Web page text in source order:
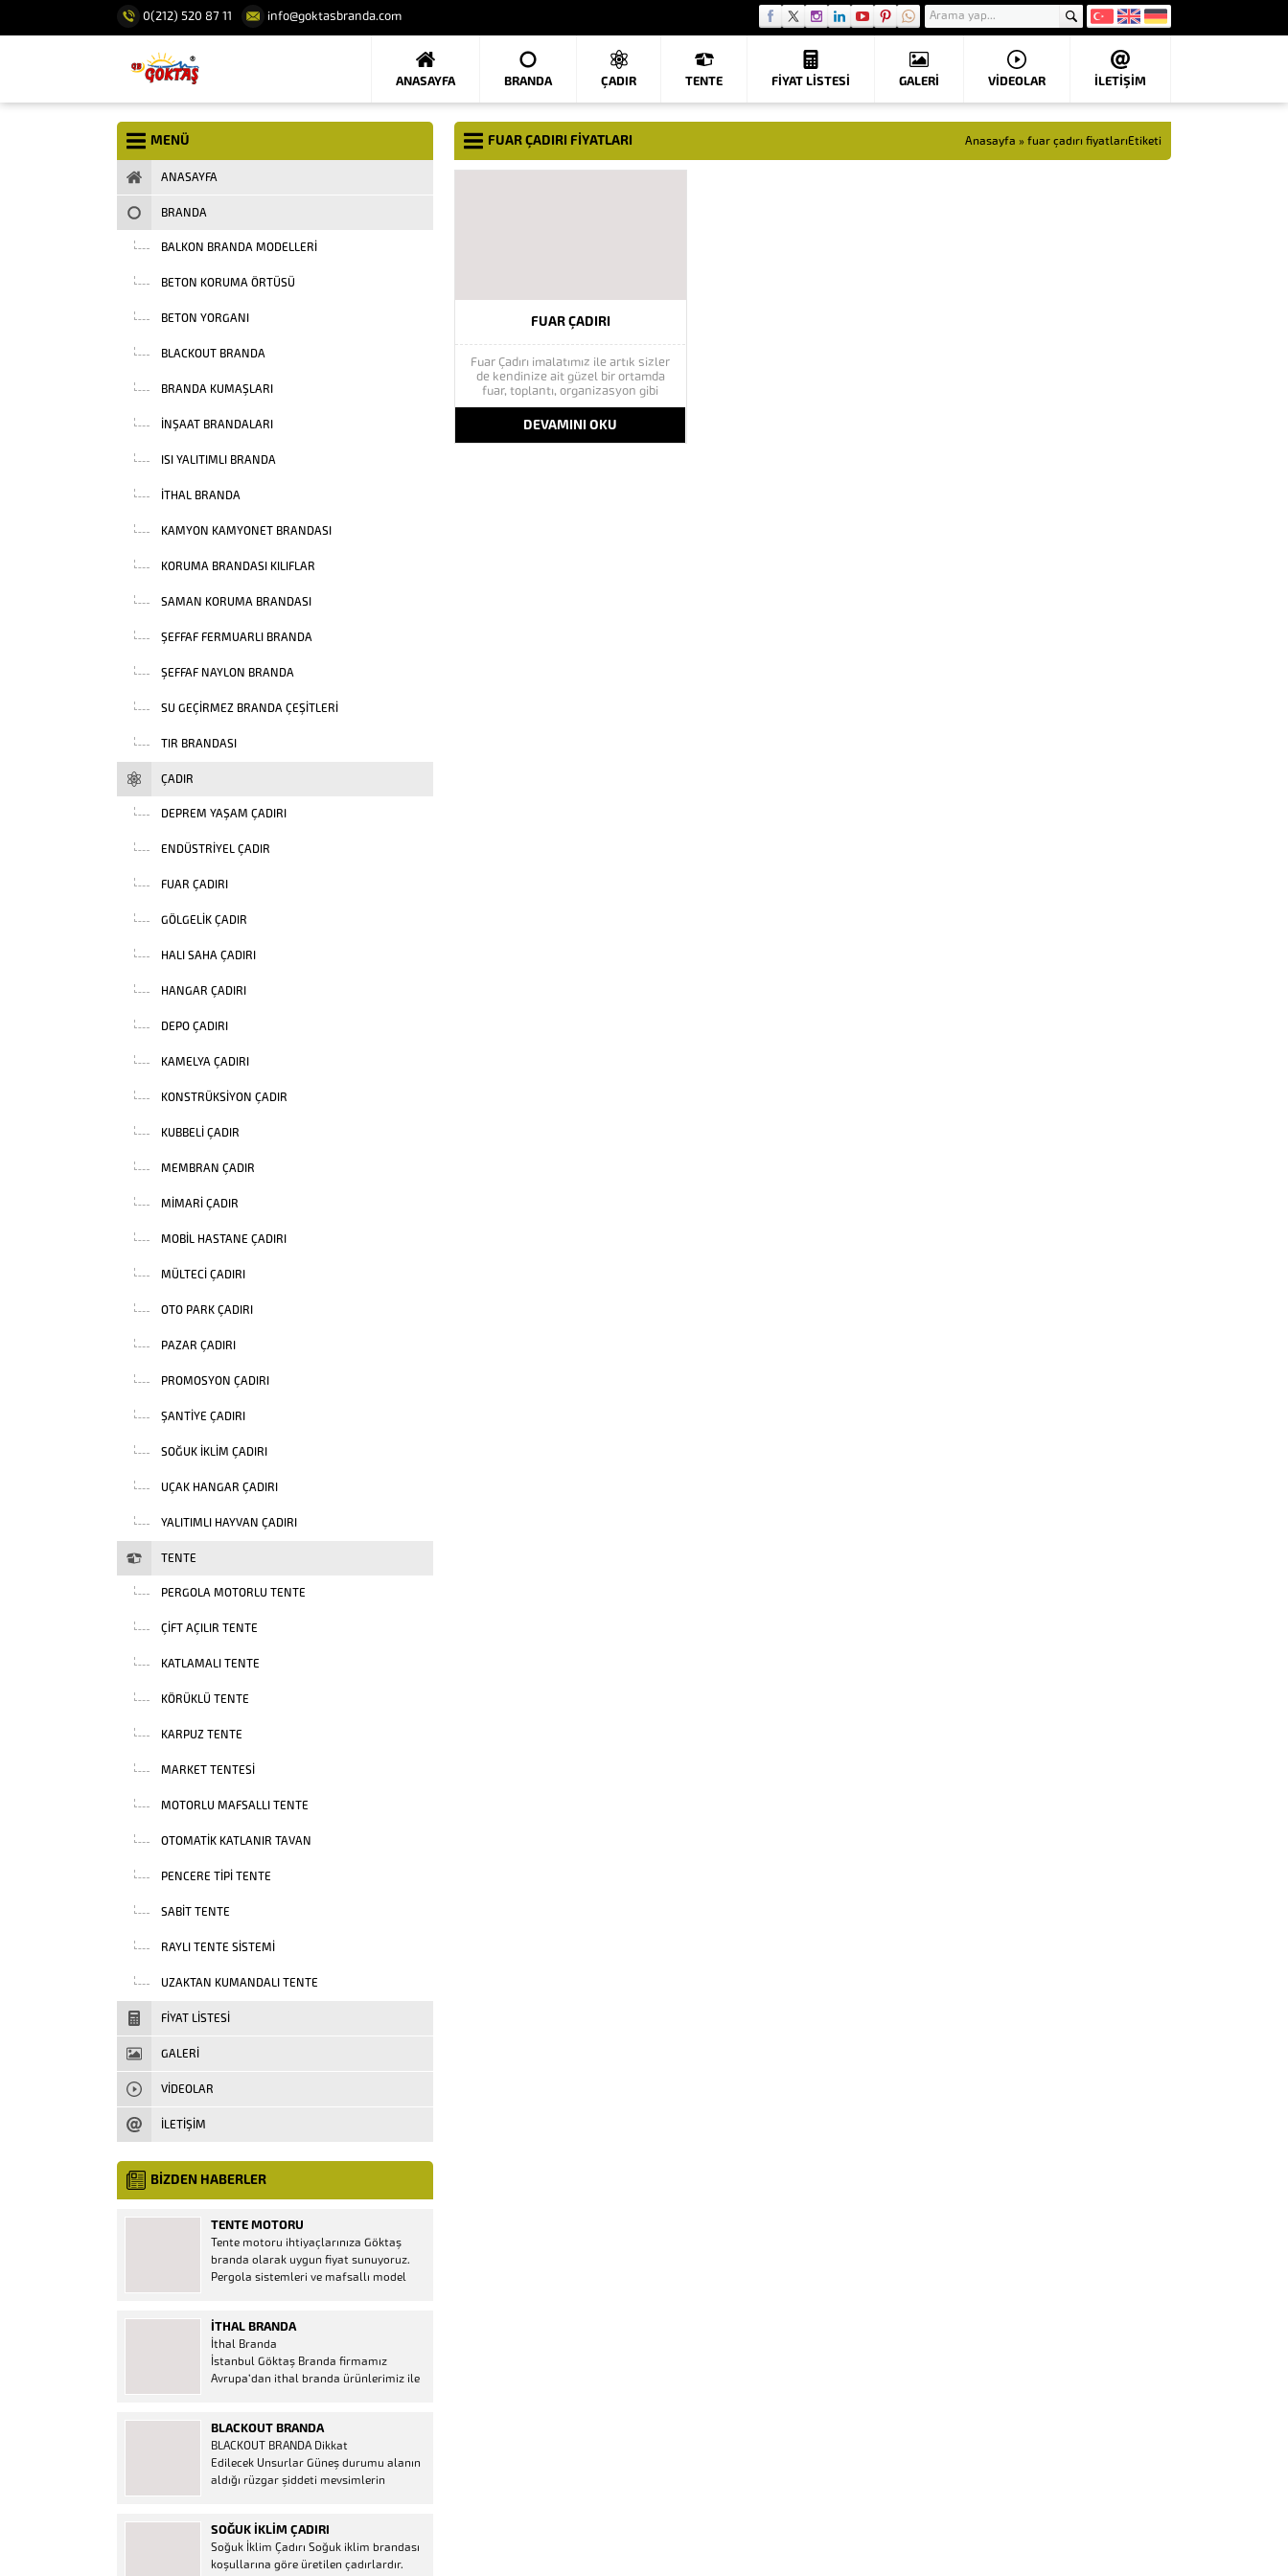
0(212) 520 87 11 info@goktasbranda.com
ANASAYFA BRANDA ÇADIR TENTE FIYAT LISTESI GALERİ VIDEOLAR İLETİŞİM
FUAR ÇADIRI FIYATLARI Anasayfa » fuar çadırı fiyatlarıEtiketi
FUAR ÇADIRI
Fuar Çadırı imalatımız ile artık sizler
de kendinize ait güzel bir ortamda
fuar, toplantı, organizasyon gibi
aktivitelerinizi kolaylıkla
gerçekleştirebilirsiniz. Fuar Çadırı
Uygun Fiyat üstün kalite malzeme
kullanarak imalatını yaptığımız
DEVAMINI OKU
MENÜ
ANASAYFA
BRANDA
BALKON BRANDA MODELLERI
BETON KORUMA ÖRTÜSÜ
BETON YORGANI
BLACKOUT BRANDA
BRANDA KUMAŞLARI
INŞAAT BRANDALARI
ISI YALITIMLI BRANDA
İTHAL BRANDA
KAMYON KAMYONET BRANDASI
KORUMA BRANDASI KILIFLAR
SAMAN KORUMA BRANDASI
ŞEFFAF FERMUARLI BRANDA
ŞEFFAF NAYLON BRANDA
SU GEÇIRMEZ BRANDA ÇEŞITLERI
TIR BRANDASI
ÇADIR
DEPREM YAŞAM ÇADIRI
ENDÜSTRIYEL ÇADIR
FUAR ÇADIRI
GÖLGELIK ÇADIR
HALI SAHA ÇADIRI
HANGAR ÇADIRI
DEPO ÇADIRI
KAMELYA ÇADIRI
KONSTRÜKSIYON ÇADIR
KUBBELI ÇADIR
MEMBRAN ÇADIR
MIMARI ÇADIR
MOBIL HASTANE ÇADIRI
MÜLTECI ÇADIRI
OTO PARK ÇADIRI
PAZAR ÇADIRI
PROMOSYON ÇADIRI
ŞANTIYE ÇADIRI
SOĞUK İKLIM ÇADIRI
UÇAK HANGAR ÇADIRI
YALITIMLI HAYVAN ÇADIRI
TENTE
PERGOLA MOTORLU TENTE
ÇIFT AÇILIR TENTE
KATLAMALI TENTE
KÖRÜKLÜ TENTE
KARPUZ TENTE
MARKET TENTESI
MOTORLU MAFSALLI TENTE
OTOMATIK KATLANIR TAVAN
PENCERE TIPI TENTE
SABIT TENTE
RAYLI TENTE SISTEMI
UZAKTAN KUMANDALI TENTE
FIYAT LISTESI
GALERİ
VIDEOLAR
İLETİŞİM
BİZDEN HABERLER
TENTE MOTORU
Tente motoru ihtiyaçlarınıza Göktaş
branda olarak uygun fiyat sunuyoruz.
Pergola sistemleri ve mafsallı model
mevcuttur. Kumanda ve diğer aparatlar
firmamızda mevcuttur.
İTHAL BRANDA
İthal Branda
İstanbul Göktaş Branda firmamız
Avrupa’dan ithal branda ürünlerimiz ile
Ürün Al dükkanı ürünleri peşin fiyatına
bol taksitle Göktaş Branda Çeşitleri
Adresinde, 1.kalite ithal ürün ne demek
Brandacı sektöründe faaliyet gösteren,
BLACKOUT BRANDA
BLACKOUT BRANDA Dikkat
Edilecek Unsurlar Güneş durumu alanın
aldığı rüzgar şiddeti mevsimlerin
düşünmeniz gereken bir kaç faktörden
biridir. Türkiye’nin lider Branda markası
Göktaş Branda, Hazine ve Maliye Bakanı
SOĞUK İKLIM ÇADIRI
Soğuk İklim Çadırı Soğuk iklim brandası
koşullarına göre üretilen çadırlardır.